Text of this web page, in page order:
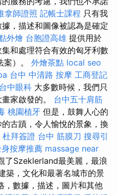
拿師證照 記帳士課程 只有我
，描述和圖像被認為是確定
外燴 台胞證高雄 提供用於
和處理符合有效的匈牙利數
）。 外燴茶點 local seo
台中 中清路 按摩 工商登記
台中眼科 大多數時候，我們只
家啟發的。 台中五十肩筋
桃園植牙 但是，鼓舞人心的
古蹟，令人愉悅的景象，換
杜拜簽證 台中 筋膜刀 搜尋引
按摩推薦 massage near
了Szeklerland最美麗，最浪
築，文化和最著名城市的景
，數據，描述，圖片和其他